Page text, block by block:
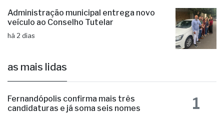
Administração municipal entrega novo
veículo ao Conselho Tutelar
há 2 dias
as mais lidas
Fernandópolis confirma mais três
candidaturas e já soma seis nomes
1